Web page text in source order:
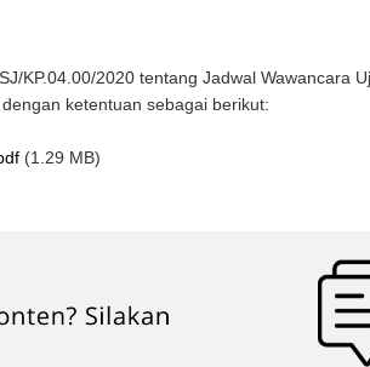
KP.04.00/2020 tentang Jadwal Wawancara
ketentuan sebagai berikut:
(1.29 MB)